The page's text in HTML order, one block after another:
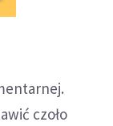
czoło